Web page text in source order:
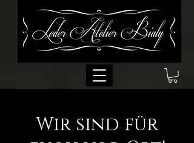
Wir sind für